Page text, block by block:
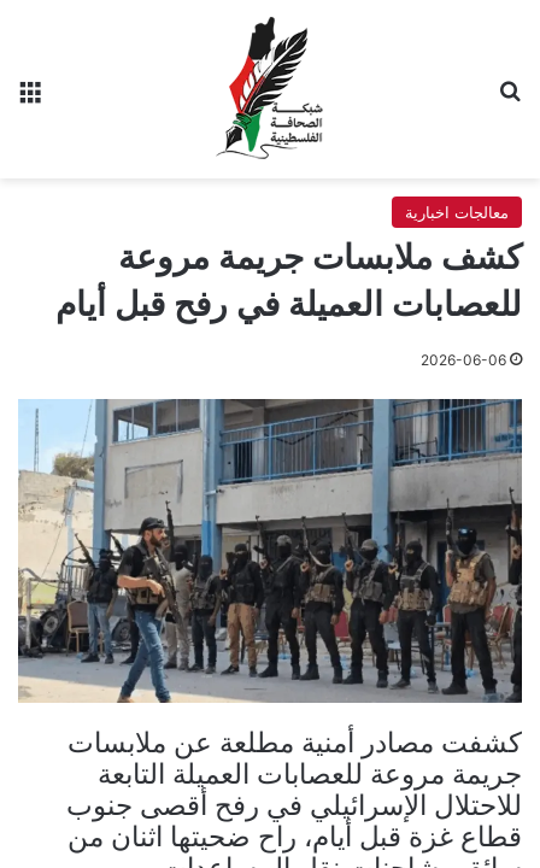
معالجات اخبارية
كشف ملابسات جريمة مروعة
للعصابات العميلة في رفح قبل أيام
2026-06-06
كشفت مصادر أمنية مطلعة عن ملابسات
جريمة مروعة للعصابات العميلة التابعة
للاحتلال الإسرائيلي في رفح أقصى جنوب
قطاع غزة قبل أيام، راح ضحيتها اثنان من